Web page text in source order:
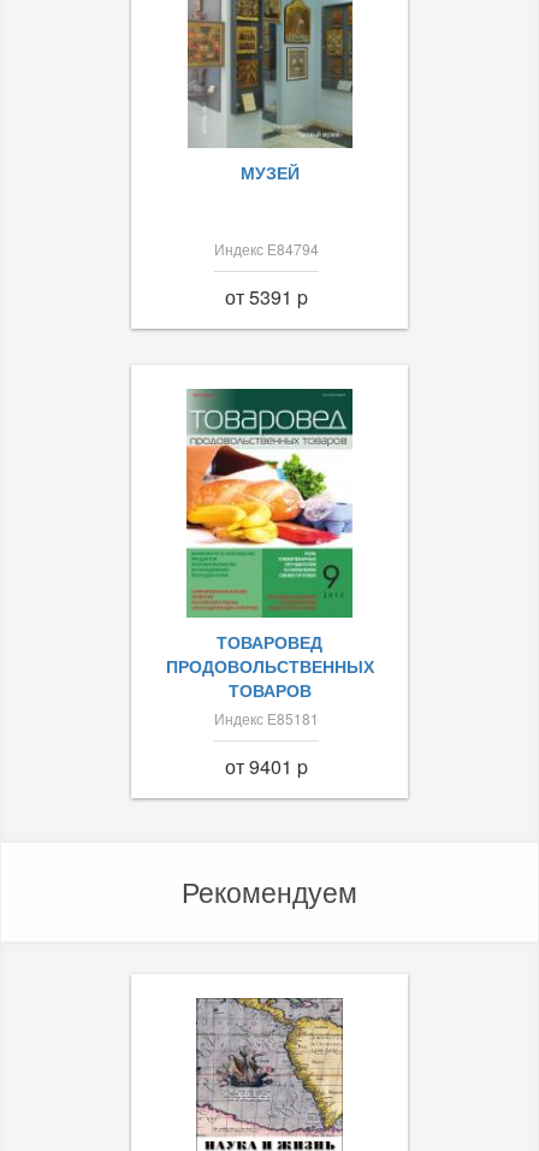
МУЗЕЙ
Индекс Е84794
от 5391 p
ТОВАРОВЕД
ПРОДОВОЛЬСТВЕННЫХ
ТОВАРОВ
Индекс Е85181
от 9401 p
Рекомендуем